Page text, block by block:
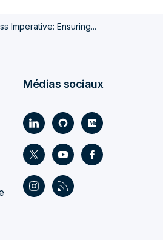
Imperative: Ensuring...
Médias sociaux